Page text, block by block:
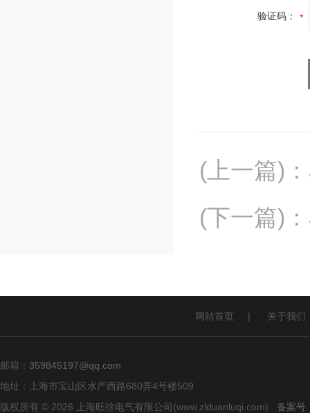
验证码：
(上一篇) ：
(下一篇) ：
网站首页 | 关于我们
邮箱： 359845197@qq.com
地址：上海市宝山区水产西路680弄4号楼509
版权所有 © 2026 上海旺徐电气有限公司(www.zlduanluqi.com) 备案号